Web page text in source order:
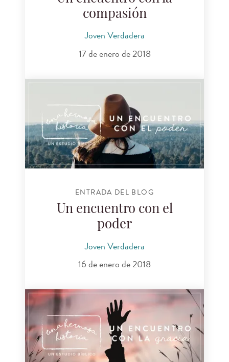
compasión
Joven Verdadera
17 de enero de 2018
ENTRADA DEL BLOG
Un encuentro con el
poder
Joven Verdadera
16 de enero de 2018